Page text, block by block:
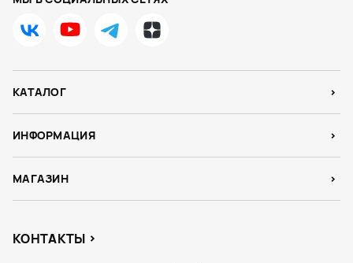
КАТАЛОГ
ИНФОРМАЦИЯ
МАГАЗИН
КОНТАКТЫ